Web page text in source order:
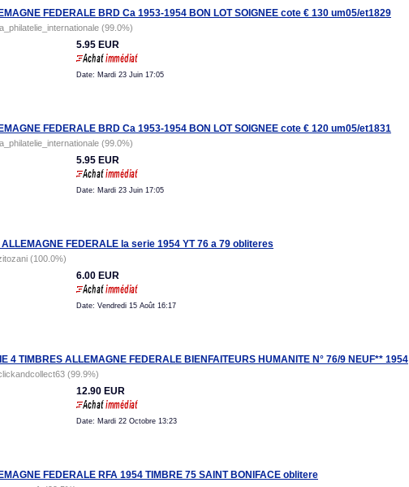
FEDERALE BRD Ca 1953-1954 BON LOT SOIGNEE cote € 130 um05/et1829
(99.0%)
5.95 EUR
Date: Mardi 23 Juin 17:05
FEDERALE BRD Ca 1953-1954 BON LOT SOIGNEE cote € 120 um05/et1831
(99.0%)
5.95 EUR
Date: Mardi 23 Juin 17:05
FEDERALE la serie 1954 YT 76 a 79 obliteres
(100.0%)
6.00 EUR
Date: Vendredi 15 Août 16:17
4 TIMBRES ALLEMAGNE FEDERALE BIENFAITEURS HUMANITE N° 76/9 NEUF** 1954
(99.9%)
12.90 EUR
Date: Mardi 22 Octobre 13:23
FEDERALE RFA 1954 TIMBRE 75 SAINT BONIFACE oblitere